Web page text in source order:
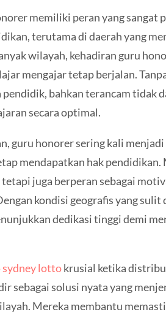
memiliki peran yang sangat
terutama di daerah yang
wilayah, kehadiran guru
mengajar tetap berjalan.
pendidik, bahkan terancam tidak
secara optimal.
guru honorer sering kali
mendapatkan hak pendidikan.
juga berperan sebagai
kondisi geografis yang sulit
dedikasi tinggi demi
sydney lottokrusial ketika
sebagai solusi nyata yang
Mereka membantu